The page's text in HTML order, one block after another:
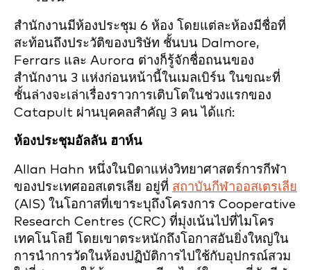
สำนักงานมีห้องประชุม 6 ห้อง โดยแต่ละห้องมีชื่อที่
สะท้อนถึงประวัติของบริษัท ชั้นบน Dalmore,
Ferrars และ Aurora ต่างก็รู้จักชื่อถนนของ
สำนักงาน 3 แห่งก่อนหน้านี้ในเมลเบิร์น ในขณะที่
ชั้นล่างจะเล่าเรื่องราวการเติบโตในช่วงแรกของ
Catapult ผ่านบุคคลสำคัญ 3 คน ได้แก่:
ห้องประชุมอัลลัน ฮาห์น
Allan Hahn หนึ่งในบิดาแห่งวิทยาศาสตร์การกีฬา
ของประเทศออสเตรเลีย อยู่ที่ สถาบันกีฬาออสเตรเลีย
(AIS) ในโอกาสที่เขาระบุถึงโครงการ Cooperative
Research Centres (CRC) ที่มุ่งเน้นไปที่ไมโคร
เทคโนโลยี โดยเขาตระหนักถึงโอกาสอันยิ่งใหญ่ใน
การนำการวัดในห้องปฏิบัติการไปใช้กับอุปกรณ์สวม